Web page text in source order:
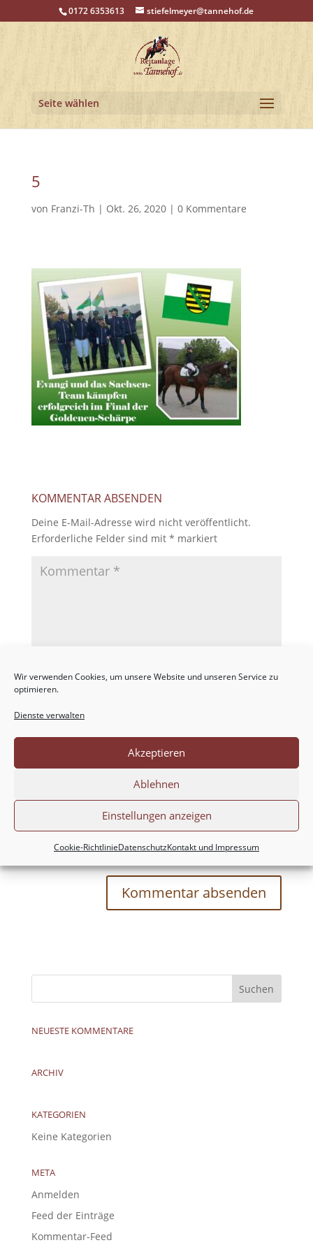
Wir verwenden Cookies, um unsere Website und unseren Service zu
optimieren.
Dienste verwalten
Akzeptieren
Ablehnen
Einstellungen anzeigen
Cookie-RichtlinieDatenschutzKontakt und Impressum
0172 6353613 stiefelmeyer@tannehof.de
Seite wählen
5
von Franzi-Th | Okt. 26, 2020| 0 Kommentare
KOMMENTAR ABSENDEN
Deine E-Mail-Adresse wird nicht veröffentlicht.
Erforderliche Felder sind mit * markiert
Meinen Namen, meine E-Mail-Adresse und
meine Website in diesem Browser für die nächste
NEUESTE KOMMENTARE
ARCHIV
KATEGORIEN
Keine Kategorien
META
Anmelden
Feed der Einträge
Kommentar-Feed